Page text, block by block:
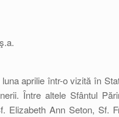
aprilie într-o vizită în
Între altele Sfântul
Elizabeth Ann Seton, Sf.